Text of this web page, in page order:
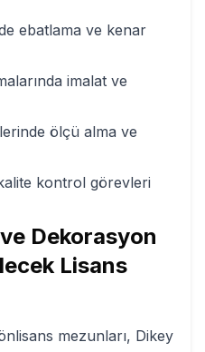
ebatlama ve kenar
imalat ve
ölçü alma ve
kontrol görevleri
Dekorasyon
Lisans
mezunları, Dikey